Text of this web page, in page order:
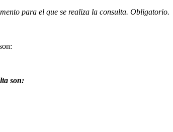
para el que se realiza la consulta. Obligatorio.
son: